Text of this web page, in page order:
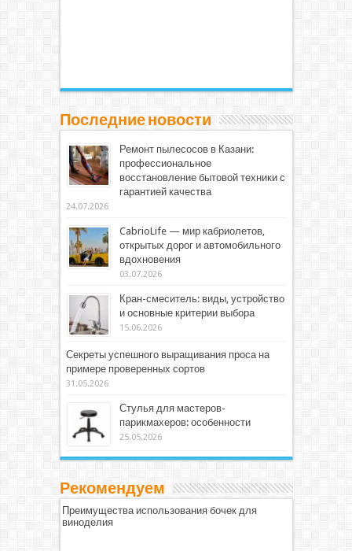
Последние новости
Ремонт пылесосов в Казани:
профессиональное
восстановление бытовой техники с
гарантией качества
24.07.2026
CabrioLife — мир кабриолетов,
открытых дорог и автомобильного
вдохновения
03.07.2026
Кран-смеситель: виды, устройство
и основные критерии выбора
15.06.2026
Секреты успешного выращивания проса на
примере проверенных сортов
31.05.2026
Стулья для мастеров-
парикмахеров: особенности
25.05.2026
Рекомендуем
Преимущества использования бочек для
виноделия